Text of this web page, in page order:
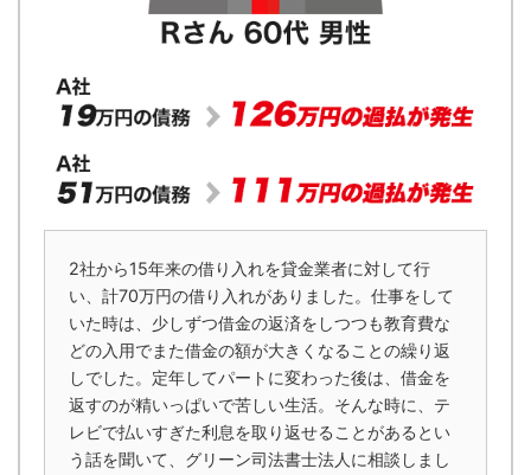
2社から15年来の借り入れを貸金業者に対して行
い、計70万円の借り入れがありました。仕事をして
いた時は、少しずつ借金の返済をしつつも教育費な
どの入用でまた借金の額が大きくなることの繰り返
しでした。定年してパートに変わった後は、借金を
返すのが精いっぱいで苦しい生活。そんな時に、テ
レビで払いすぎた利息を取り返せることがあるとい
う話を聞いて、グリーン司法書士法人に相談しまし